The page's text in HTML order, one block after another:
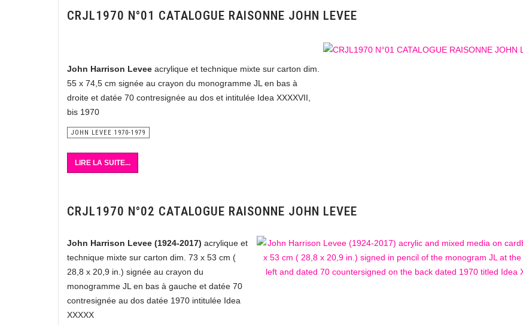
CRJL1970 N°01 CATALOGUE RAISONNE JOHN LEVEE
John Harrison Levee acrylique et technique mixte sur carton dim.
55 x 74,5 cm signée au crayon du monogramme JL en bas à
droite et datée 70 contresignée au dos et intitulée Idea XXXXVII,
bis 1970
JOHN LEVEE 1970-1979
LIRE LA SUITE...
CRJL1970 N°02 CATALOGUE RAISONNE JOHN LEVEE
John Harrison Levee (1924-2017) acrylique et
technique mixte sur carton dim. 73 x 53 cm (
28,8 x 20,9 in.) signée au crayon du
monogramme JL en bas à gauche et datée 70
contresignée au dos datée 1970 intitulée Idea
XXXXX